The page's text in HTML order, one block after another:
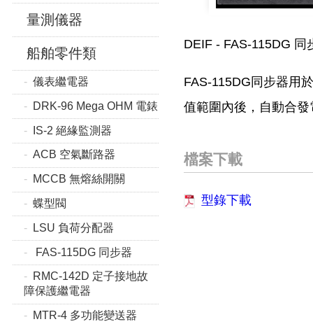
量測儀器
船舶零件類
儀表繼電器
DRK-96 Mega OHM 電錶
IS-2 絕緣監測器
ACB 空氣斷路器
MCCB 無熔絲開關
蝶型閥
LSU 負荷分配器
FAS-115DG 同步器
RMC-142D 定子接地故
障保護繼電器
MTR-4 多功能變送器
DEIF - FAS-115DG 同
FAS-115DG同步器用
值範圍內後，自動合
檔案下載
型錄下載